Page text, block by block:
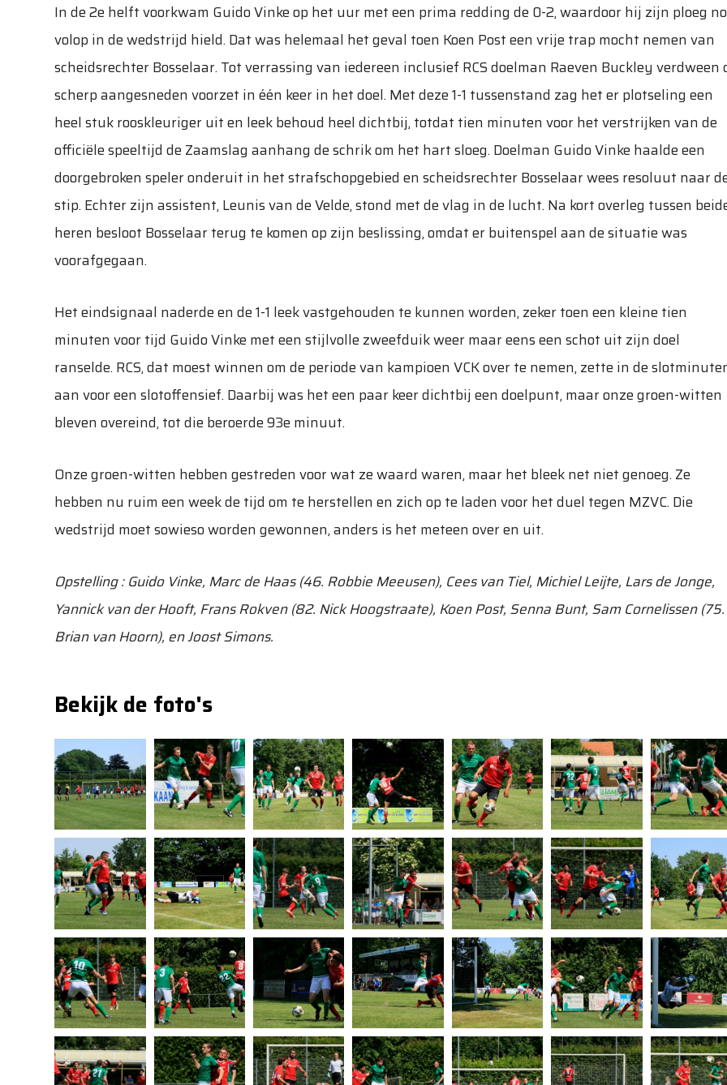
In de 2e helft voorkwam Guido Vinke op het uur met een prima redding de 0-2, waardoor hij zijn ploeg
volop in de wedstrijd hield. Dat was helemaal het geval toen Koen Post een vrije trap mocht nemen van
scheidsrechter Bosselaar. Tot verrassing van iedereen inclusief RCS doelman Raeven Buckley verdween
scherp aangesneden voorzet in één keer in het doel. Met deze 1-1 tussenstand zag het er plotseling een
heel stuk rooskleuriger uit en leek behoud heel dichtbij, totdat tien minuten voor het verstrijken van de
officiële speeltijd de Zaamslag aanhang de schrik om het hart sloeg. Doelman Guido Vinke haalde een
doorgebroken speler onderuit in het strafschopgebied en scheidsrechter Bosselaar wees resoluut naar
stip. Echter zijn assistent, Leunis van de Velde, stond met de vlag in de lucht. Na kort overleg tussen
heren besloot Bosselaar terug te komen op zijn beslissing, omdat er buitenspel aan de situatie was
voorafgegaan.
Het eindsignaal naderde en de 1-1 leek vastgehouden te kunnen worden, zeker toen een kleine tien
minuten voor tijd Guido Vinke met een stijlvolle zweefduik weer maar eens een schot uit zijn doel
ranselde. RCS, dat moest winnen om de periode van kampioen VCK over te nemen, zette in de
aan voor een slotoffensief. Daarbij was het een paar keer dichtbij een doelpunt, maar onze groen-witten
bleven overeind, tot die beroerde 93e minuut.
Onze groen-witten hebben gestreden voor wat ze waard waren, maar het bleek net niet genoeg. Ze
hebben nu ruim een week de tijd om te herstellen en zich op te laden voor het duel tegen MZVC. Die
wedstrijd moet sowieso worden gewonnen, anders is het meteen over en uit.
Opstelling : Guido Vinke, Marc de Haas (46. Robbie Meeusen), Cees van Tiel, Michiel Leijte, Lars de Jonge,
Yannick van der Hooft, Frans Rokven (82. Nick Hoogstraate), Koen Post, Senna Bunt, Sam Cornelissen (75.
Brian van Hoorn), en Joost Simons.
Bekijk de foto's